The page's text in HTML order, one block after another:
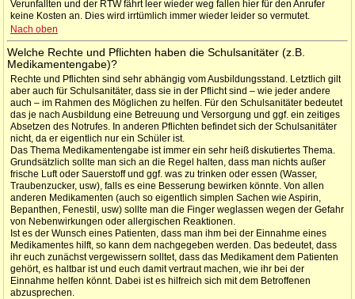
Verunfallten und der RTW fährt leer wieder weg fallen hier für den Anrufer
keine Kosten an. Dies wird irrtümlich immer wieder leider so vermutet.
Nach oben
Welche Rechte und Pflichten haben die Schulsanitäter (z.B.
Medikamentengabe)?
Rechte und Pflichten sind sehr abhängig vom Ausbildungsstand. Letztlich gilt
aber auch für Schulsanitäter, dass sie in der Pflicht sind – wie jeder andere
auch – im Rahmen des Möglichen zu helfen. Für den Schulsanitäter bedeutet
das je nach Ausbildung eine Betreuung und Versorgung und ggf. ein zeitiges
Absetzen des Notrufes. In anderen Pflichten befindet sich der Schulsanitäter
nicht, da er eigentlich nur ein Schüler ist.
Das Thema Medikamentengabe ist immer ein sehr heiß diskutiertes Thema.
Grundsätzlich sollte man sich an die Regel halten, dass man nichts außer
frische Luft oder Sauerstoff und ggf. was zu trinken oder essen (Wasser,
Traubenzucker, usw), falls es eine Besserung bewirken könnte. Von allen
anderen Medikamenten (auch so eigentlich simplen Sachen wie Aspirin,
Bepanthen, Fenestil, usw) sollte man die Finger weglassen wegen der Gefahr
von Nebenwirkungen oder allergischen Reaktionen.
Ist es der Wunsch eines Patienten, dass man ihm bei der Einnahme eines
Medikamentes hilft, so kann dem nachgegeben werden. Das bedeutet, dass
ihr euch zunächst vergewissern solltet, dass das Medikament dem Patienten
gehört, es haltbar ist und euch damit vertraut machen, wie ihr bei der
Einnahme helfen könnt. Dabei ist es hilfreich sich mit dem Betroffenen
abzusprechen.